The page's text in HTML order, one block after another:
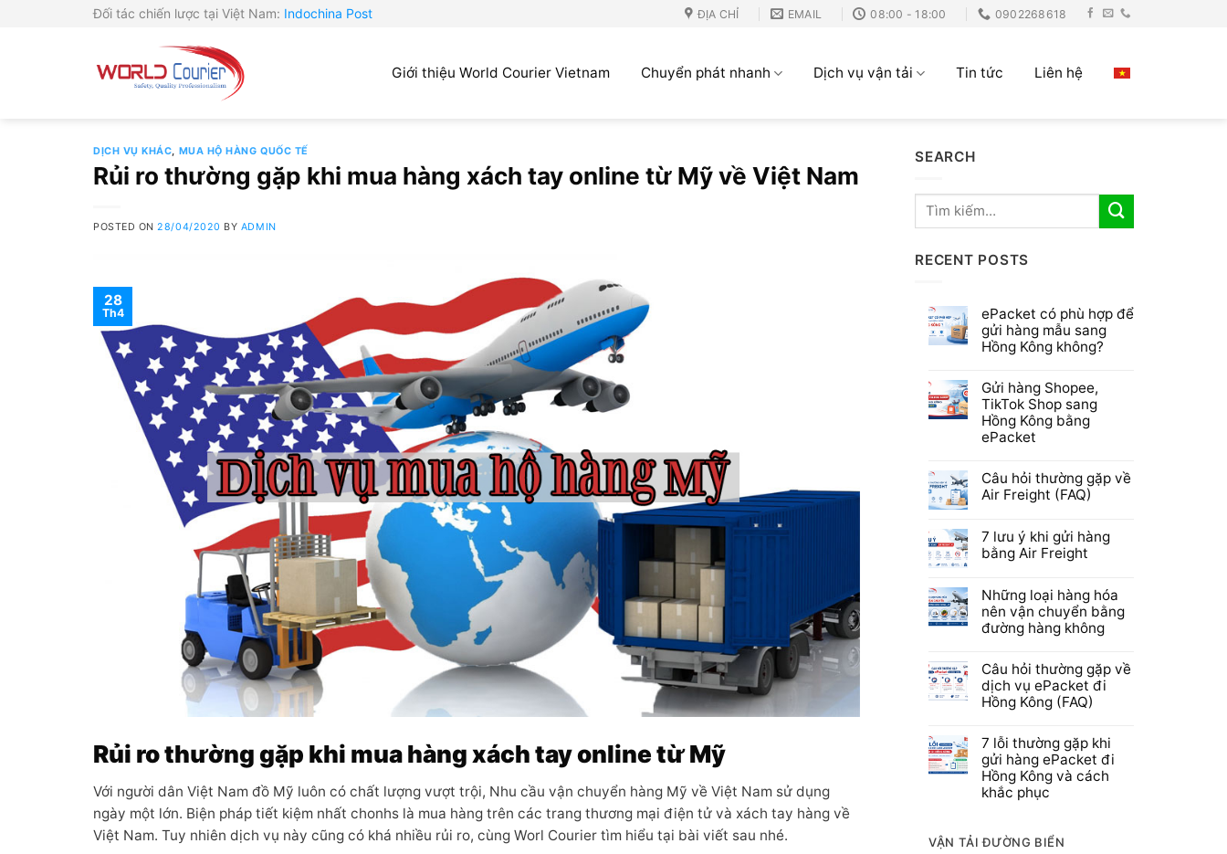
Đối tác chiến lược tại Việt Nam: Indochina Post ĐỊA CHỈ EMAIL 08:00 - 18:00 0902268618
Giới thiệu World Courier Vietnam Chuyển phát nhanh Dịch vụ vận tải Tin tức Liên hệ
DỊCH VỤ KHÁC, MUA HỘ HÀNG QUỐC TẾ
Rủi ro thường gặp khi mua hàng xách tay online từ Mỹ về Việt Nam
POSTED ON28/04/2020 BY ADMIN
28
Th4
Rủi ro thường gặp khi mua hàng xách tay online từ Mỹ
Với người dân Việt Nam đồ Mỹ luôn có chất lượng vượt trội, Nhu cầu vận chuyển hàng Mỹ về Việt Nam sử dụng
ngày một lớn. Biện pháp tiết kiệm nhất chonhs là mua hàng trên các trang thương mại điện tử và xách tay hàng về
Việt Nam. Tuy nhiên dịch vụ này cũng có khá nhiều rủi ro, cùng Worl Courier tìm hiểu tại bài viết sau nhé.
SEARCH
RECENT POSTS
ePacket có phù hợp để
gửi hàng mẫu sang
Hồng Kông không?
Gửi hàng Shopee,
TikTok Shop sang
Hồng Kông bằng
ePacket
Câu hỏi thường gặp về
Air Freight (FAQ)
7 lưu ý khi gửi hàng
bằng Air Freight
Những loại hàng hóa
nên vận chuyển bằng
đường hàng không
Câu hỏi thường gặp về
dịch vụ ePacket đi
Hồng Kông (FAQ)
7 lỗi thường gặp khi
gửi hàng ePacket đi
Hồng Kông và cách
khắc phục
VẬN TẢI ĐƯỜNG BIỂN